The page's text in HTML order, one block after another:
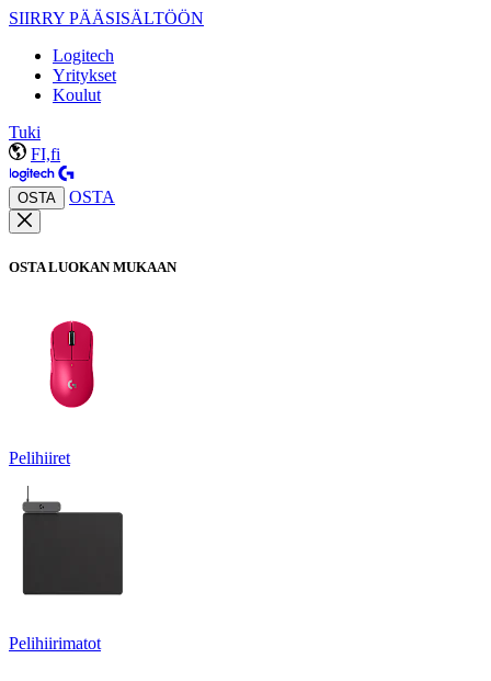
SIIRRY PÄÄSISÄLTÖÖN
Logitech
Yritykset
Koulut
Tuki
FI,fi
OSTA OSTA
OSTA LUOKAN MUKAAN
Pelihiiret
Pelihiirimatot